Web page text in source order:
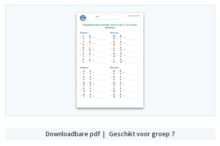
Downloadbare pdf | Geschikt voor groep 7